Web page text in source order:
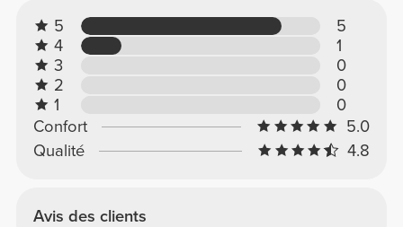
5
5
4
1
3
0
2
0
1
0
Confort
5.0
Qualité
4.8
Avis des clients